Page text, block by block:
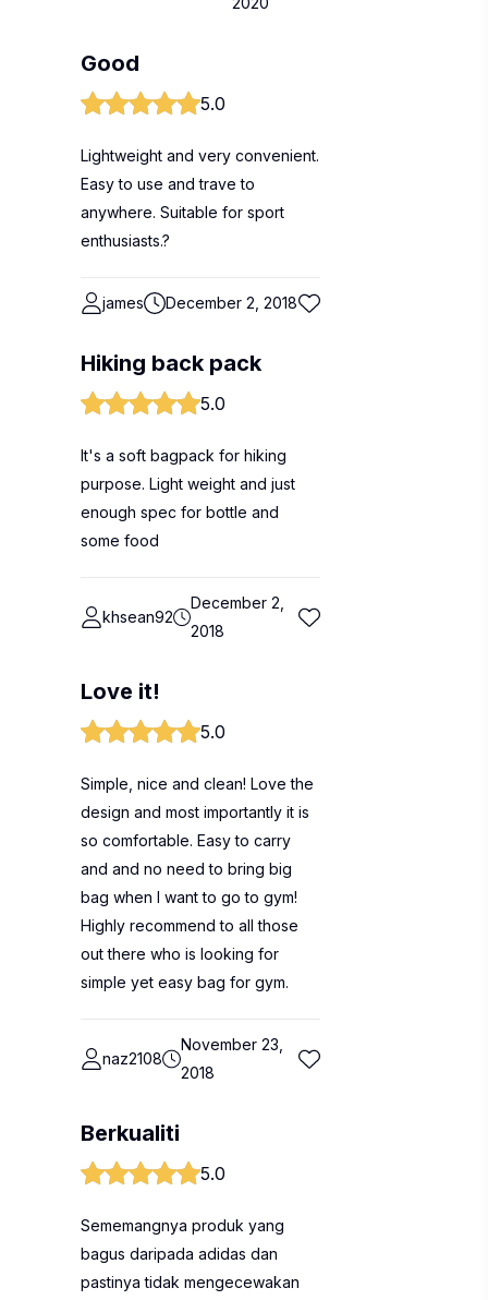
Good
5.0
Lightweight and very convenient.
Easy to use and trave to
anywhere. Suitable for sport
enthusiasts.?
james December 2, 2018
Hiking back pack
5.0
It's a soft bagpack for hiking
purpose. Light weight and just
enough spec for bottle and
some food
khsean92
December 2,
2018
Love it!
5.0
Simple, nice and clean! Love the
design and most importantly it is
so comfortable. Easy to carry
and and no need to bring big
bag when I want to go to gym!
Highly recommend to all those
out there who is looking for
simple yet easy bag for gym.
naz2108
November 23,
2018
Berkualiti
5.0
Sememangnya produk yang
bagus daripada adidas dan
pastinya tidak mengecewakan